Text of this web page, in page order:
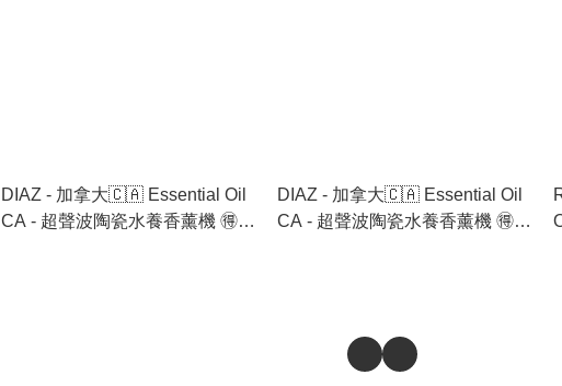
DIAZ - 加拿大🇨🇦 Essential Oil
CA - 超聲波陶瓷水養香薰機 🉐
DIAZ - 加拿大🇨🇦 Essential Oil
CA - 超聲波陶瓷水養香薰機 🉐